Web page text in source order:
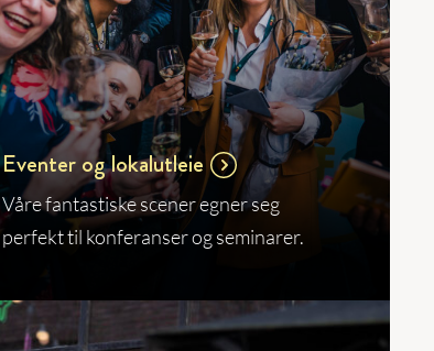
Eventer og lokalutleie
Våre fantastiske scener egner seg
perfekt til konferanser og seminarer.